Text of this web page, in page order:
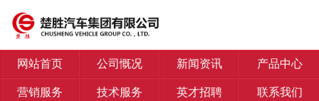
网站首页 公司慨况 新闻资讯
产品中心
营销服务
技术服务 英才招聘 联系我们